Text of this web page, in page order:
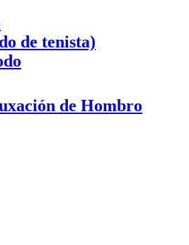
de tenista)
de Hombro